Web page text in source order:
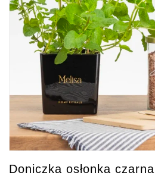
Doniczka osłonka